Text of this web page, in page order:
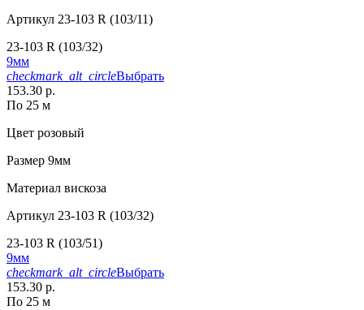
Артикул 23-103 R (103/11)
23-103 R (103/32)
9мм
checkmark_alt_circleВыбрать
153.30 р.
По 25 м
Цвет розовый
Размер 9мм
Материал вискоза
Артикул 23-103 R (103/32)
23-103 R (103/51)
9мм
checkmark_alt_circleВыбрать
153.30 р.
По 25 м